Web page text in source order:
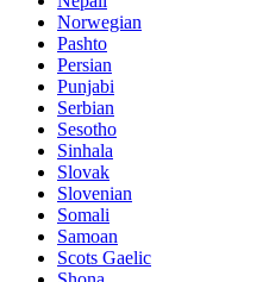
Norwegian
Pashto
Persian
Punjabi
Serbian
Sesotho
Sinhala
Slovak
Slovenian
Somali
Samoan
Scots Gaelic